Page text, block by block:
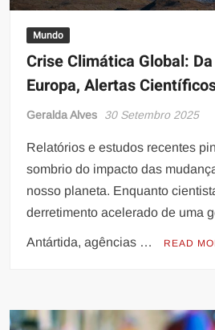
Mundo
Crise Climática Global:
Europa, Alertas
Geralda Alves 30 Setembro 2025
Relatórios e estudos recentes
sombrio do impacto das
nosso planeta. Enquanto
derretimento acelerado de uma
Antártida, agências … READ